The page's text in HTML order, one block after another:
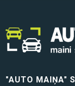
"AUTO MAIŅA"